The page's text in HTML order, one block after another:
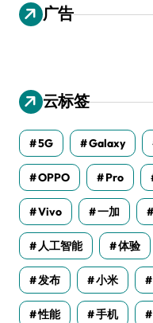
广告
云标签
5G Galaxy
OPPO Pro
Vivo 一加
人工智能 体验
发布 小米
性能 手机